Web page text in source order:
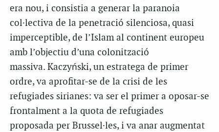
era nou, i consistia a generar la paranoia
col·lectiva de la penetració silenciosa, quasi
imperceptible, de l’Islam al continent europeu
amb l’objectiu d’una colonització
massiva. Kaczyński, un estratega de primer
ordre, va aprofitar-se de la crisi de les
refugiades sirianes: va ser el primer a oposar-se
frontalment a la quota de refugiades
proposada per Brussel·les, i va anar augmentat